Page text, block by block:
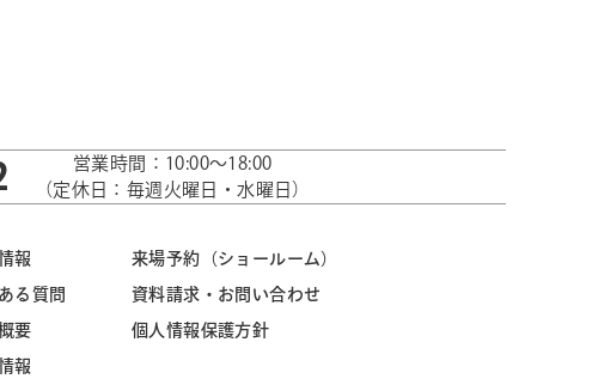
営業時間：10:00～18:00
（定休日：毎週火曜日・水曜日）
報
る質問
要
報
来場予約（ショールーム）
資料請求・お問い合わせ
個人情報保護方針